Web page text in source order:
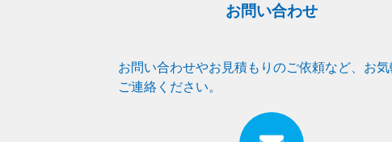
お問い合わせ
お問い合わせやお見積もりのご依頼など、お気
ご連絡ください。